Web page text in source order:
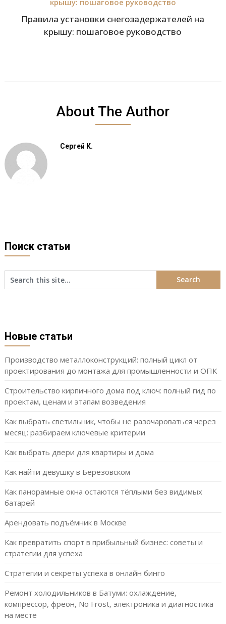
Правила установки снегозадержателей на
крышу: пошаговое руководство
About The Author
Сергей К.
Поиск статьи
Новые статьи
Производство металлоконструкций: полный цикл от
проектирования до монтажа для промышленности и ОПК
Строительство кирпичного дома под ключ: полный гид по
проектам, ценам и этапам возведения
Как выбрать светильник, чтобы не разочароваться через
месяц: разбираем ключевые критерии
Как выбрать двери для квартиры и дома
Как найти девушку в Березовском
Как панорамные окна остаются тёплыми без видимых
батарей
Арендовать подъёмник в Москве
Как превратить спорт в прибыльный бизнес: советы и
стратегии для успеха
Стратегии и секреты успеха в онлайн бинго
Ремонт холодильников в Батуми: охлаждение,
компрессор, фреон, No Frost, электроника и диагностика
на месте